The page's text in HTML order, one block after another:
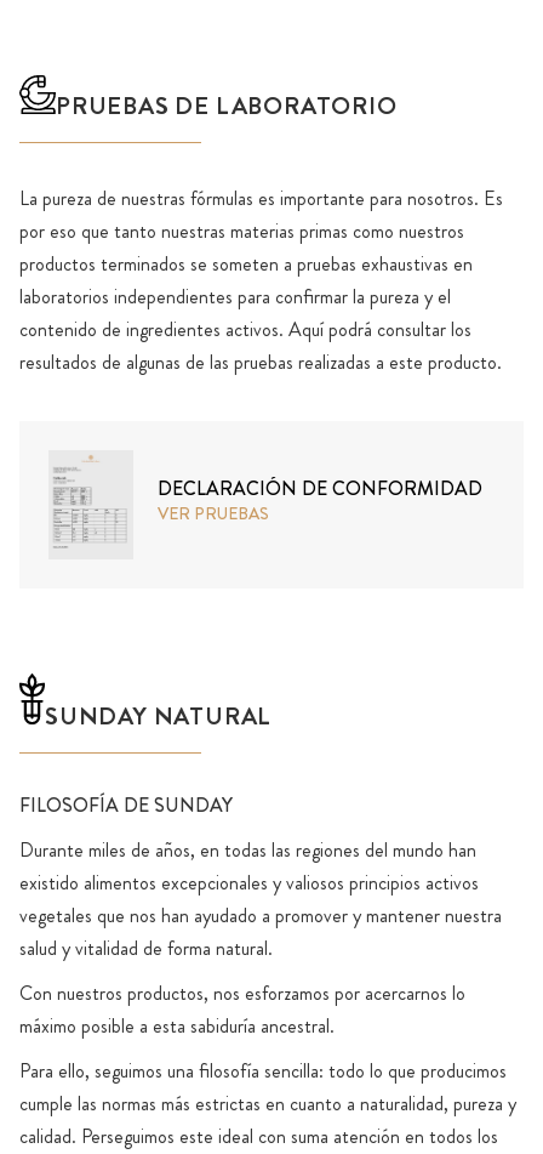
PRUEBAS DE LABORATORIO
La pureza de nuestras fórmulas es importante para nosotros. Es
por eso que tanto nuestras materias primas como nuestros
productos terminados se someten a pruebas exhaustivas en
laboratorios independientes para confirmar la pureza y el
contenido de ingredientes activos. Aquí podrá consultar los
resultados de algunas de las pruebas realizadas a este producto.
DECLARACIÓN DE CONFORMIDAD
VER PRUEBAS
SUNDAY NATURAL
FILOSOFÍA DE SUNDAY
Durante miles de años, en todas las regiones del mundo han
existido alimentos excepcionales y valiosos principios activos
vegetales que nos han ayudado a promover y mantener nuestra
salud y vitalidad de forma natural.
Con nuestros productos, nos esforzamos por acercarnos lo
máximo posible a esta sabiduría ancestral.
Para ello, seguimos una filosofía sencilla: todo lo que producimos
cumple las normas más estrictas en cuanto a naturalidad, pureza y
calidad. Perseguimos este ideal con suma atención en todos los